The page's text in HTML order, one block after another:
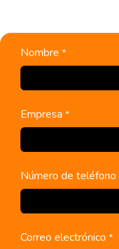
Nombre *
Empresa *
Número de teléfono
Correo electrónico *